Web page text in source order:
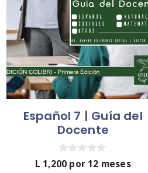
Español 7 | Guía del
Docente
0
d
L 1,200 por 12 meses